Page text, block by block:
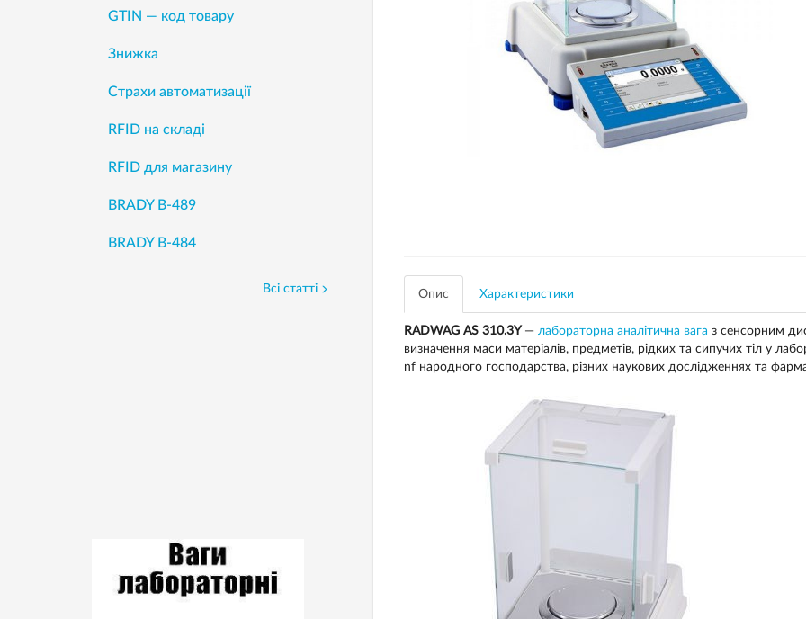
Опис Характеристики
RADWAG AS 310.3Y — лабораторна аналітична вага з сенсорним
визначення маси матеріалів, предметів, рідких та сипучих тіл у
nf народного господарства, різних наукових дослідженнях та
GTIN — код товару
Знижка
Страхи автоматизації
RFID на складі
RFID для магазину
BRADY B-489
BRADY B-484
Всі статті